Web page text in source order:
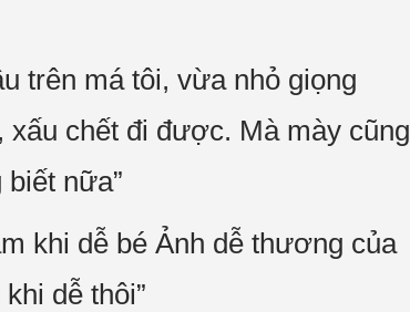
trên má tôi, vừa nhỏ giọng
xấu chết đi được. Mà mày cũng
nữa”
khi dễ bé Ảnh dễ thương của
dễ thôi”